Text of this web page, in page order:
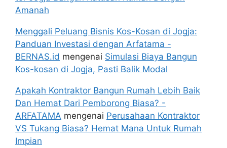
Amanah
Menggali Peluang Bisnis Kos-Kosan di Jogja:
Panduan Investasi dengan Arfatama -
BERNAS.id mengenai Simulasi Biaya Bangun
Kos-kosan di Jogja, Pasti Balik Modal
Apakah Kontraktor Bangun Rumah Lebih Baik
Dan Hemat Dari Pemborong Biasa? -
ARFATAMA mengenai Perusahaan Kontraktor
VS Tukang Biasa? Hemat Mana Untuk Rumah
Impian